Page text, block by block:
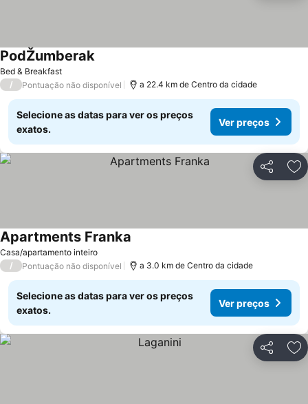
Bed & Breakfast
PodŽumberakVer preços
/ Pontuação não disponível a 22.4 km de Centro da cidade
Selecione as datas para ver os preços
exatos.
Ver preços
Partilhar
Casa/apartamento inteiro
Apartments Franka
/ Pontuação não disponível a 3.0 km de Centro da cidade
Selecione as datas para ver os preços
exatos.
Ver preços
Partilhar